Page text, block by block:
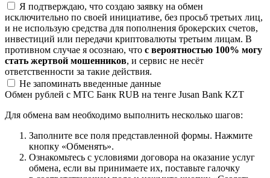
Я подтверждаю, что создаю заявку на обмен
исключительно по своей инициативе, без просьб третьих лиц,
и не использую средства для пополнения брокерских счетов,
инвестиций или передачи криптовалюты третьим лицам. В
противном случае я осознаю, что с вероятностью 100% могу
стать жертвой мошенников, и сервис не несёт
ответственности за такие действия.
Не запоминать введенные данные
Обмен рублей с МТС Банк RUB на тенге Jusan Bank KZT
Для обмена вам необходимо выполнить несколько шагов:
Заполните все поля представленной формы. Нажмите
кнопку «Обменять».
Ознакомьтесь с условиями договора на оказание услуг
обмена, если вы принимаете их, поставьте галочку